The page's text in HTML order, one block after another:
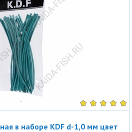
в наборе KDF d-1,0 мм цвет